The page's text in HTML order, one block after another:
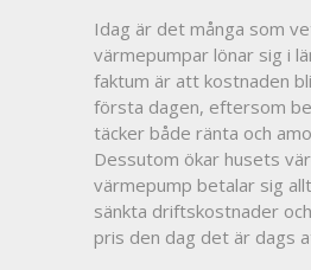
Idag är det många som
värmepumpar lönar sig i
faktum är att kostnaden
första dagen, eftersom
täcker både ränta och
Dessutom ökar husets
värmepump betalar sig
sänkta driftskostnader
pris den dag det är dags